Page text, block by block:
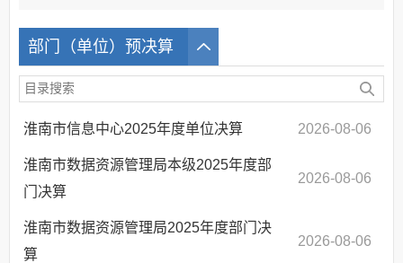
部门（单位）预决算
淮南市信息中心2025年度单位决算 2026-08-06
淮南市数据资源管理局本级2025年度部
门决算
2026-08-06
淮南市数据资源管理局2025年度部门决
算
2026-08-06